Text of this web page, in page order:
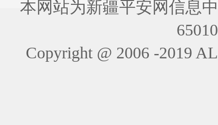
本网站为新疆平安网信息
Copyright @ 2006 -2019